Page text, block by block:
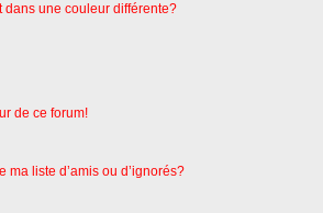
dans une couleur différente?
de ce forum!
liste d’amis ou d’ignorés?